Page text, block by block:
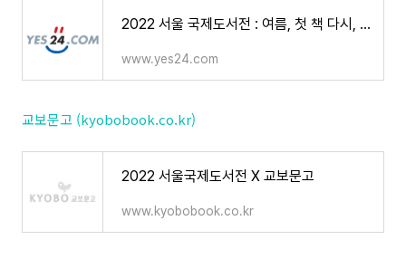
2022 서울 국제도서전 : 여름, 첫 책 다시, 이 책
www.yes24.com
교보문고 (kyobobook.co.kr)
2022 서울국제도서전 X 교보문고
www.kyobobook.co.kr